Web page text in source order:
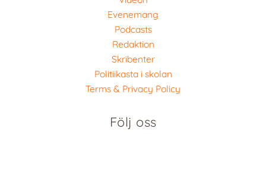
Evenemang
Podcasts
Redaktion
Skribenter
Politiikasta i skolan
Terms & Privacy Policy
Följ oss